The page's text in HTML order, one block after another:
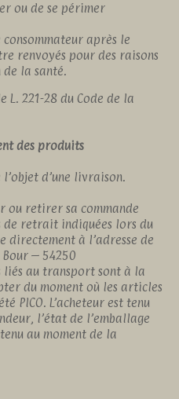
ou de se périmer
après le
renvoyés pour des raisons
la santé.
L. 221-28 du Code de la
des produits
d’une livraison.
ou retirer sa commande
de retrait indiquées lors du
directement à l’adresse de
Bour – 54250
liés au transport sont à la
du moment où les articles
PICO. L’acheteur est tenu
l’état de l’emballage
au moment de la